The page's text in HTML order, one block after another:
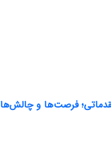
فرصت‌ها و چالش‌ها